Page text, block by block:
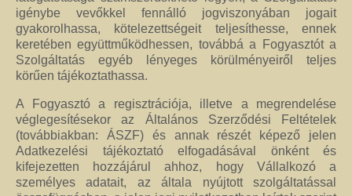
igénybe vevőkkel fennálló jogviszonyában jogait
gyakorolhassa, kötelezettségeit teljesíthesse, ennek
keretében együttműködhessen, továbbá a Fogyasztót a
Szolgáltatás egyéb lényeges körülményeiről teljes
körűen tájékoztathassa.
A Fogyasztó a regisztrációja, illetve a megrendelése
véglegesítésekor az Általános Szerződési Feltételek
(továbbiakban: ÁSZF) és annak részét képező jelen
Adatkezelési tájékoztató elfogadásával önként és
kifejezetten hozzájárul ahhoz, hogy Vállalkozó a
személyes adatait, az általa nyújtott szolgáltatással